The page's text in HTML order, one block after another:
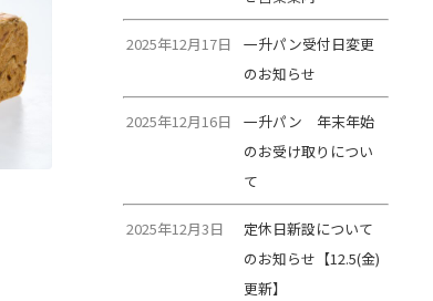
2025年12月17日
一升パン受付日変更
のお知らせ
2025年12月16日
一升パン 年末年始
のお受け取りについ
て
2025年12月3日
定休日新設について
のお知らせ【12.5(金)
更新】